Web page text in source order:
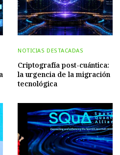
NOTICIAS DESTACADAS
Criptografía post-cuántica:
la urgencia de la migración
tecnológica